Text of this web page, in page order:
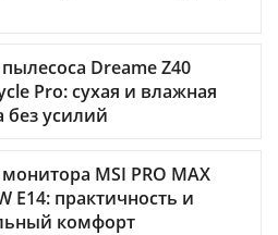
Dreame Z40
Pro: сухая и влажная
без усилий
MSI PRO MAX
E14: практичность и
комфорт